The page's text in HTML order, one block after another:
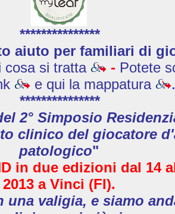
***************
aiuto per familiari di
cosa si tratta - Potete
e qui la mappatura
.
***************
2° Simposio
clinico del giocatore
patologico"
in due edizioni dal 14
2013a Vinci (FI).
una valigia, e siamo